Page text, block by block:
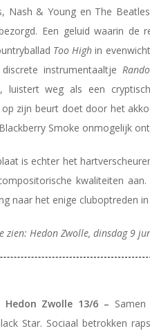
Nash & Young en The
Een geluid waarin de
Too Highin
instrumentaaltje
luistert weg als een
zijn beurt doet door het
Smoke onmogelijk
is echter het
kwaliteiten
naar het enige cluboptreden
zien: Hedon Zwolle, dinsdag 9
Hedon Zwolle 13/6 –
Star. Sociaal betrokken